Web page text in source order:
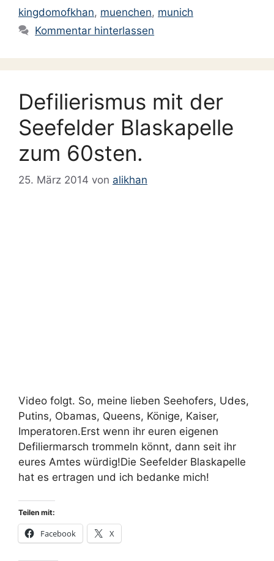
kingdomofkhan, muenchen, munich
Kommentar hinterlassen
Defilierismus mit der
Seefelder Blaskapelle
zum 60sten.
25. März 2014 von alikhan
Video folgt. So, meine lieben Seehofers, Udes,
Putins, Obamas, Queens, Könige, Kaiser,
Imperatoren.Erst wenn ihr euren eigenen
Defiliermarsch trommeln könnt, dann seit ihr
eures Amtes würdig!Die Seefelder Blaskapelle
hat es ertragen und ich bedanke mich!
Teilen mit:
Facebook X